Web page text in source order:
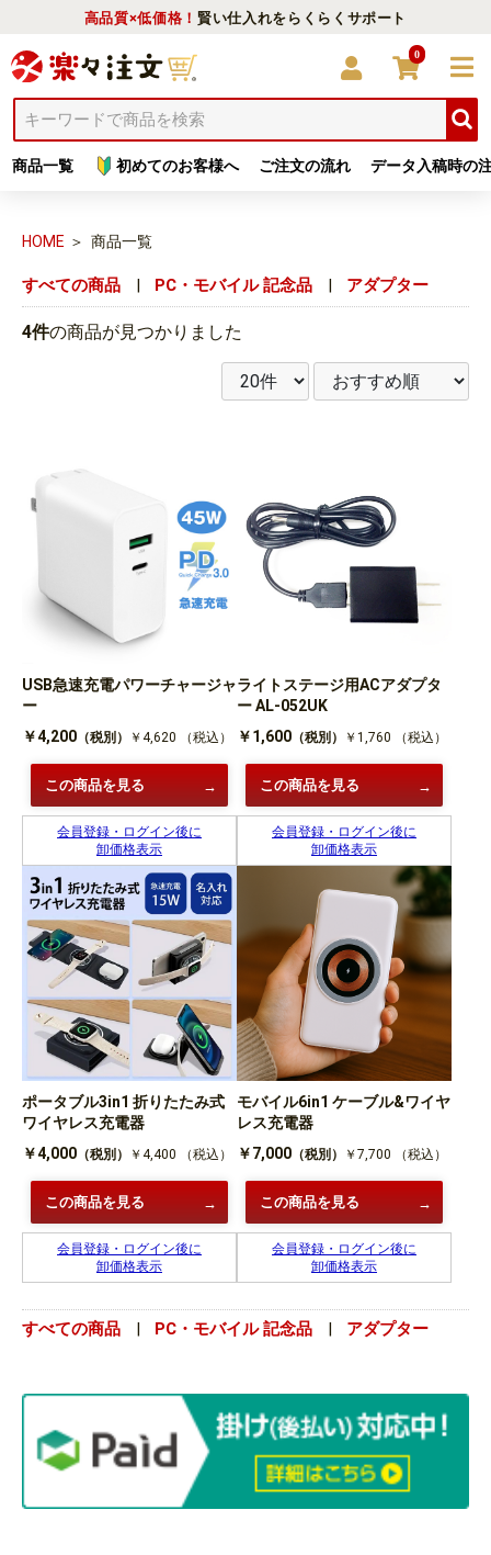
高品質×低価格！賢い仕入れをらくらくサポート
商品一覧 初めてのお客様へ ご注文の流れ データ入稿時の
0
HOME 商品一覧
すべての商品 | PC・モバイル 記念品 | アダプター
4件の商品が見つかりました
USB急速充電パワーチャージャ
ー
￥4,200 （税別） ￥4,620 （税込）
この商品を見る
会員登録・ログイン後に
卸価格表示
ライトステージ用ACアダプタ
ー AL-052UK
￥1,600 （税別） ￥1,760 （税込）
この商品を見る
会員登録・ログイン後に
卸価格表示
ポータブル3in1 折りたたみ式
ワイヤレス充電器
￥4,000 （税別） ￥4,400 （税込）
この商品を見る
会員登録・ログイン後に
卸価格表示
モバイル6in1 ケーブル&ワイヤ
レス充電器
￥7,000 （税別） ￥7,700 （税込）
この商品を見る
会員登録・ログイン後に
卸価格表示
すべての商品 | PC・モバイル 記念品 | アダプター